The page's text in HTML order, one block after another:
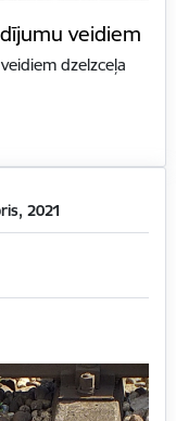
veidiem
dzelzceļa
2021